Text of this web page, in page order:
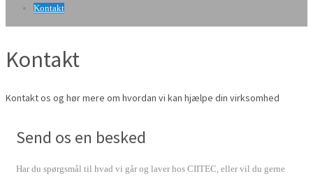
Kontakt
Kontakt
Kontakt os og hør mere om hvordan vi kan hjælpe din virksomhed
Send os en besked
Har du spørgsmål til hvad vi går og laver hos CIITEC, eller vil du gerne